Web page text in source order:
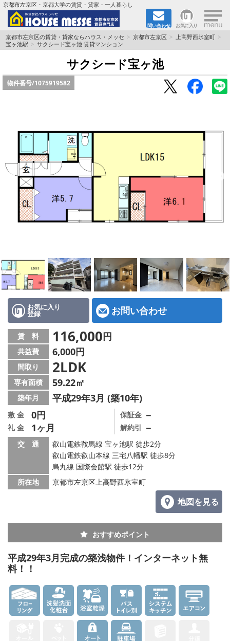
京都市左京区・京都大学の賃貸・貸家・一人暮らし
問い合わせ お気に入り ×
TOPページ
地域から検索
書類DL & 入居者さまへ
家族で住むならマンション？賃家？
一人暮らしの物件特集
ペット相談OKの賃貸！
ハウスメーカー施工特集！
路線·駅から探す
IT重説について
スタッフ紹介
賃貸管理の北白川店
店舗情報·アクセス
会社概要
メールでお問い合わせ
京都市左京区の賃貸・貸家ならハウス・メッセ 京都市左京区
上高野西氷室町
宝ヶ池駅
サクシード宝ヶ池 賃貸マンション
サクシード宝ヶ池
物件番号/1075919582
お気に入り
登録 お問い合わせ
賃 料 116,000円
共益費 6,000円
間取り 2LDK
専有面積 59.22㎡
築年月 平成29年3月 (築10年)
敷 金 0円
礼 金 1ヶ月
保証金 －
解約引 －
交 通
叡山電鉄鞍馬線 宝ヶ池駅 徒歩2分
叡山電鉄叡山本線 三宅八幡駅 徒歩8分
烏丸線 国際会館駅 徒歩12分
所在地
京都市左京区上高野西氷室町
地図を見る
おすすめポイント
平成29年3月完成の築浅物件！インターネット無
料！！